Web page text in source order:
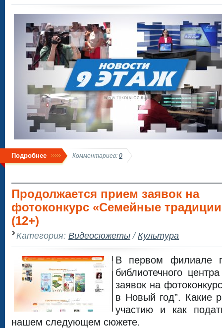
Подробнее Комментариев: 0
Продолжается прием заявок на
фотоконкурс «Семейные
(12+)
Категория: Видеосюжеты/Культура
В первом филиале
библиотечного
заявок на
в Новый год”. Какие
участию и как
нашем следующем сюжете.